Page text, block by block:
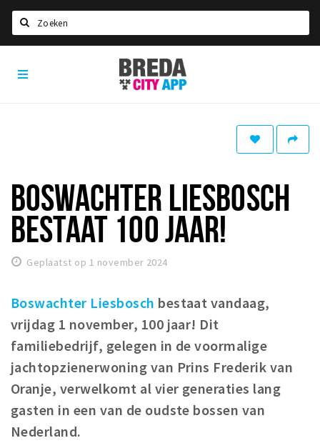
Home
Eten
Drinken
Slapen
Winkels
Winkelgebieden
Parkeren
Bezienswaardigheden
Breda
City
App
BOSWACHTER LIESBOSCH
BESTAAT 100 JAAR!
Geplaatst op 1 november 2024
Boswachter Liesbosch bestaat vandaag,
vrijdag 1 november, 100 jaar! Dit
familiebedrijf, gelegen in de voormalige
jachtopzienerwoning van Prins Frederik van
Oranje, verwelkomt al vier generaties lang
gasten in een van de oudste bossen van
Nederland.